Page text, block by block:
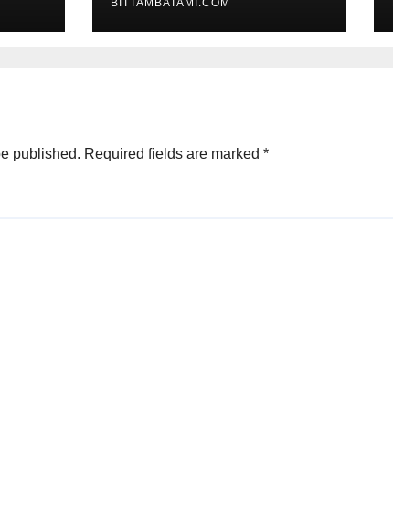
BITTAMBATAMI.COM
published. Required fields are marked *